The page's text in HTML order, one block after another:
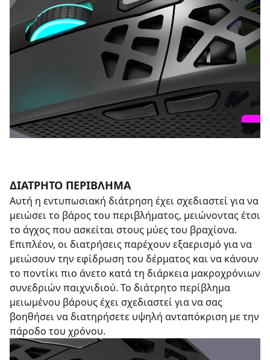
ΔΙΆΤΡΗΤΟ ΠΕΡΊΒΛΗΜΑ
Αυτή η εντυπωσιακή διάτρηση έχει σχεδιαστεί για να
μειώσει το βάρος του περιβλήματος, μειώνοντας έτσι
το άγχος που ασκείται στους μύες του βραχίονα.
Επιπλέον, οι διατρήσεις παρέχουν εξαερισμό για να
μειώσουν την εφίδρωση του δέρματος και να κάνουν
το ποντίκι πιο άνετο κατά τη διάρκεια μακροχρόνιων
συνεδριών παιχνιδιού. Το διάτρητο περίβλημα
μειωμένου βάρους έχει σχεδιαστεί για να σας
βοηθήσει να διατηρήσετε υψηλή ανταπόκριση με την
πάροδο του χρόνου.